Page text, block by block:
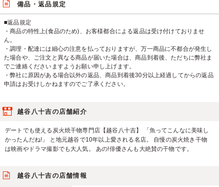
備品・返品規定
■返品規定
・商品の特性上(食品のため)、お客様都合による返品は受け付けておりませ
ん。
・調理・配達には細心の注意を払っておりますが、万一商品に不都合が発生し
た場合や、ご注文と異なる商品が届いた場合は、商品到着後、ただちに弊社ま
でご連絡くださいますようお願い申し上げます。
・弊社に原因がある場合以外の返品、商品到着後30分以上経過してからの返品
申請はお受けしかねますのでご了承ください。
越谷八十吉の店舗紹介
デートでも使える炭火焼干物専門店【越谷八十吉】 「魚ってこんなに美味し
かったんだね!」 と地元越谷で10年以上愛される名店。 自慢の炭火焼き干物
は映画やドラマ撮影でも大人気。 あの!俳優さんも大絶賛の干物です。
越谷八十吉の店舗情報